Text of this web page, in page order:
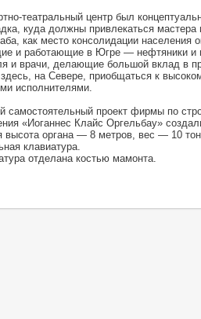
театральный центр был
куда должны привлекаться мастера
как место консолидации населения
и работающие в Югре — нефтяники и
и врачи, делающие большой вклад в
на Севере, приобщаться к
исполнителями.
самостоятельный проект фирмы по
«Иоганнес Клайс Оргельбау»
органа — 8 метров, вес — 10
клавиатура.
отделана костью мамонта.